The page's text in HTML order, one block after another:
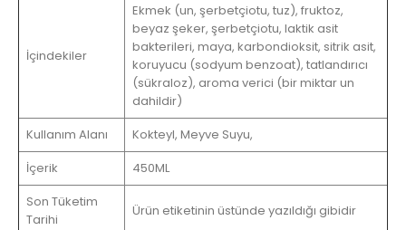
İçindekiler
Ekmek (un, şerbetçiotu, tuz), fruktoz,
beyaz şeker, şerbetçiotu, laktik asit
bakterileri, maya, karbondioksit, sitrik asit,
koruyucu (sodyum benzoat), tatlandırıcı
(sükraloz), aroma verici (bir miktar un
dahildir)
Kullanım Alanı
Kokteyl, Meyve Suyu,
İçerik
450ML
Son Tüketim
Tarihi
Ürün etiketinin üstünde yazıldığı gibidir